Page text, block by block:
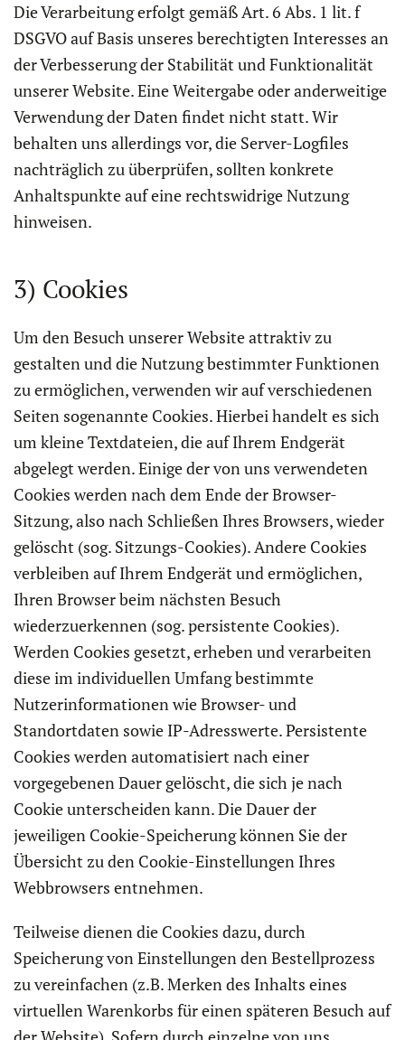
Die Verarbeitung erfolgt gemäß Art. 6 Abs. 1 lit. f
DSGVO auf Basis unseres berechtigten Interesses an
der Verbesserung der Stabilität und Funktionalität
unserer Website. Eine Weitergabe oder anderweitige
Verwendung der Daten findet nicht statt. Wir
behalten uns allerdings vor, die Server-Logfiles
nachträglich zu überprüfen, sollten konkrete
Anhaltspunkte auf eine rechtswidrige Nutzung
hinweisen.
3) Cookies
Um den Besuch unserer Website attraktiv zu
gestalten und die Nutzung bestimmter Funktionen
zu ermöglichen, verwenden wir auf verschiedenen
Seiten sogenannte Cookies. Hierbei handelt es sich
um kleine Textdateien, die auf Ihrem Endgerät
abgelegt werden. Einige der von uns verwendeten
Cookies werden nach dem Ende der Browser-
Sitzung, also nach Schließen Ihres Browsers, wieder
gelöscht (sog. Sitzungs-Cookies). Andere Cookies
verbleiben auf Ihrem Endgerät und ermöglichen,
Ihren Browser beim nächsten Besuch
wiederzuerkennen (sog. persistente Cookies).
Werden Cookies gesetzt, erheben und verarbeiten
diese im individuellen Umfang bestimmte
Nutzerinformationen wie Browser- und
Standortdaten sowie IP-Adresswerte. Persistente
Cookies werden automatisiert nach einer
vorgegebenen Dauer gelöscht, die sich je nach
Cookie unterscheiden kann. Die Dauer der
jeweiligen Cookie-Speicherung können Sie der
Übersicht zu den Cookie-Einstellungen Ihres
Webbrowsers entnehmen.
Teilweise dienen die Cookies dazu, durch
Speicherung von Einstellungen den Bestellprozess
zu vereinfachen (z.B. Merken des Inhalts eines
virtuellen Warenkorbs für einen späteren Besuch auf